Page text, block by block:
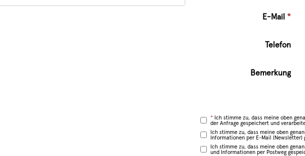
E-Mail *
Telefon
Bemerkung
* Ich stimme zu, dass meine oben
der Anfrage gespeichert und
Ich stimme zu, dass meine oben
Informationen per E-Mail (Newsletter)
Ich stimme zu, dass meine oben
und Informationen per Postweg